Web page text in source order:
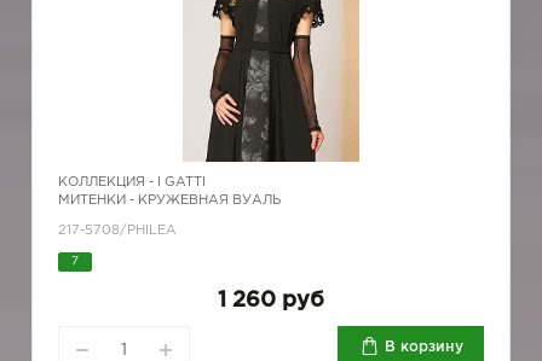
КОЛЛЕКЦИЯ -
I GATTI
МИТЕНКИ - КРУЖЕВНАЯ ВУАЛЬ
217-5708/PHILEA
7
1 260 руб
В корзину